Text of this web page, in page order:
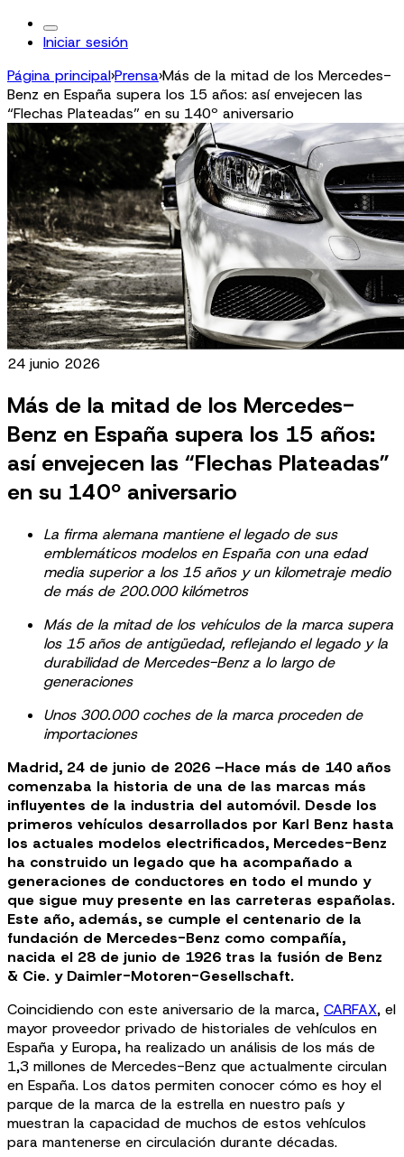
Iniciar sesión
Página principal›Prensa›Más de la mitad de los Mercedes-
Benz en España supera los 15 años: así envejecen las
“Flechas Plateadas” en su 140º aniversario
24 junio 2026
Más de la mitad de los Mercedes-
Benz en España supera los 15 años:
así envejecen las “Flechas Plateadas”
en su 140º aniversario
La firma alemana mantiene el legado de sus
emblemáticos modelos en España con una edad
media superior a los 15 años y un kilometraje medio
de más de 200.000 kilómetros
Más de la mitad de los vehículos de la marca supera
los 15 años de antigüedad, reflejando el legado y la
durabilidad de Mercedes-Benz a lo largo de
generaciones
Unos 300.000 coches de la marca proceden de
importaciones
Madrid, 24 de junio de 2026 –Hace más de 140 años
comenzaba la historia de una de las marcas más
influyentes de la industria del automóvil. Desde los
primeros vehículos desarrollados por Karl Benz hasta
los actuales modelos electrificados, Mercedes-Benz
ha construido un legado que ha acompañado a
generaciones de conductores en todo el mundo y
que sigue muy presente en las carreteras españolas.
Este año, además, se cumple el centenario de la
fundación de Mercedes-Benz como compañía,
nacida el 28 de junio de 1926 tras la fusión de Benz
& Cie. y Daimler-Motoren-Gesellschaft.
Coincidiendo con este aniversario de la marca, CARFAX, el
mayor proveedor privado de historiales de vehículos en
España y Europa, ha realizado un análisis de los más de
1,3 millones de Mercedes-Benz que actualmente circulan
en España. Los datos permiten conocer cómo es hoy el
parque de la marca de la estrella en nuestro país y
muestran la capacidad de muchos de estos vehículos
para mantenerse en circulación durante décadas.